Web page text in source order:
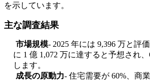
を示しています。
主な調査結果
市場規模- 2025 年には 9,396 万と評
に 1 億 1,072 万に達すると予想され
します。
成長の原動力- 住宅需要が 60%、商